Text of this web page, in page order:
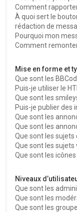
Comment
À quoi sert le
rédaction de
Pourquoi mon
Comment
Mise en forme et
Que sont les
Puis-je utiliser le
Que sont les
Puis-je publier des
Que sont les
Que sont les
Que sont les sujets
Que sont les sujets
Que sont les
Niveaux
Que sont les
Que sont les
Que sont les